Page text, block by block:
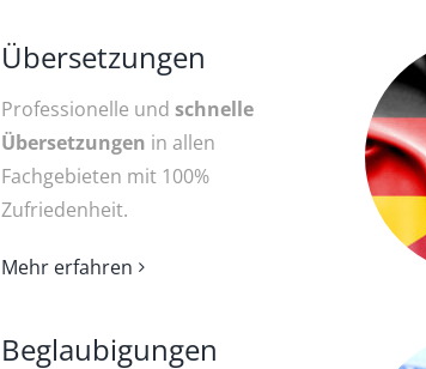
Übersetzungen
Pro­fessionelle und schnelle
Über­setz­ungen in allen
Fachgebieten mit 100%
Zufriedenheit.
Mehr erfahren
Beglaubigungen